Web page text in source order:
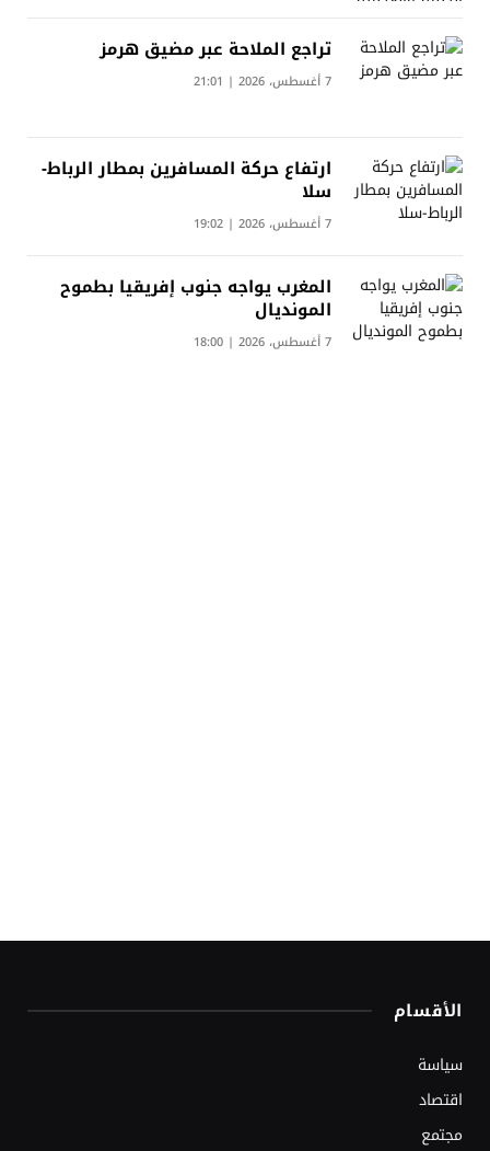
تراجع الملاحة عبر مضيق هرمز
7 أغسطس، 2026 | 21:01
ارتفاع حركة المسافرين بمطار الرباط-
سلا
7 أغسطس، 2026 | 19:02
المغرب يواجه جنوب إفريقيا بطموح
المونديال
7 أغسطس، 2026 | 18:00
الأقسام
سياسة
اقتصاد
مجتمع